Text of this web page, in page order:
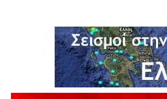
Υπογραφή Μνημονίου
Δυτικής Μακεδονίας με το
6 Αυγούστου 2026
Σε απόγνωση λόγω αδέσποτων